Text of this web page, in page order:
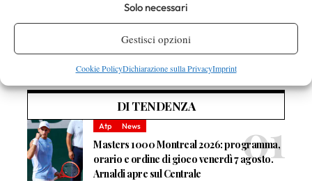
Solo necessari
Gestisci opzioni
Cookie PolicyDichiarazione sulla PrivacyImprint
Nessun commento
Devi essereconnessoper inviare un commento.
DI TENDENZA
Atp News
Masters 1000 Montreal 2026: programma,
orario e ordine di gioco venerdì 7 agosto.
Arnaldi apre sul Centrale